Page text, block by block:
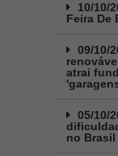
10/10/
Feira De
09/10/
atrai
05/10/
no Brasil